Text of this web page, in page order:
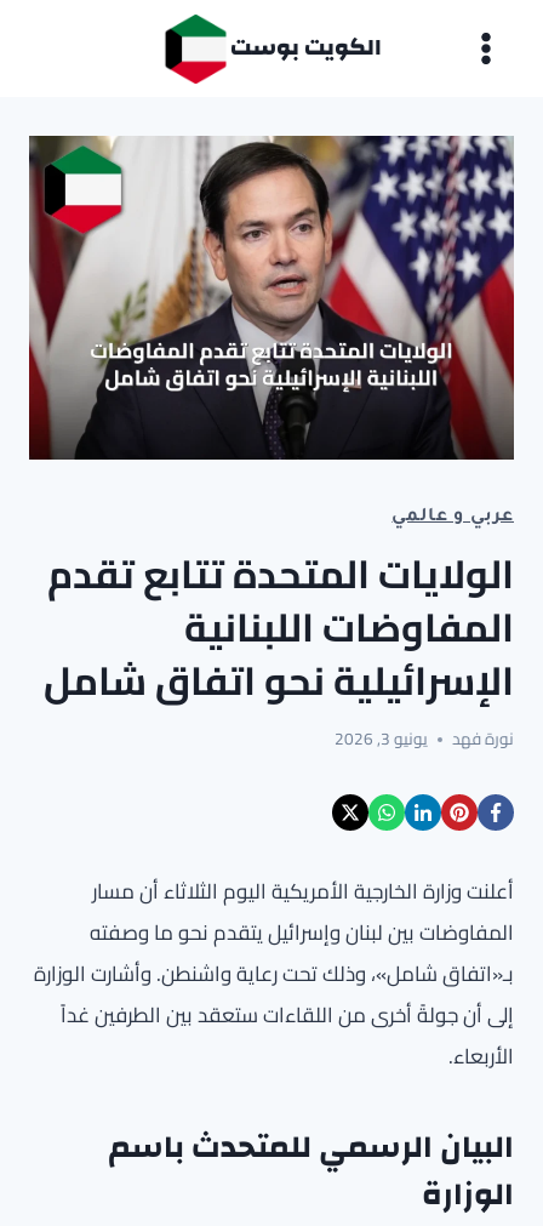
الكويت بوست
عربي و عالمي
الولايات المتحدة تتابع تقدم
المفاوضات اللبنانية
الإسرائيلية نحو اتفاق شامل
نورة فهد يونيو 3, 2026
أعلنت وزارة الخارجية الأمريكية اليوم الثلاثاء أن مسار
المفاوضات بين لبنان وإسرائيل يتقدم نحو ما وصفته
بـ«اتفاق شامل»، وذلك تحت رعاية واشنطن. وأشارت الوزارة
إلى أن جولةً أخرى من اللقاءات ستعقد بين الطرفين غداً
الأربعاء.
البيان الرسمي للمتحدث باسم
الوزارة